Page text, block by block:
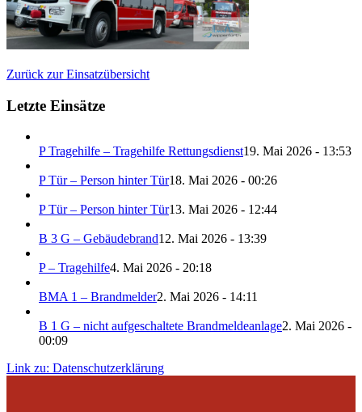
Zurück zur Einsatzübersicht
Letzte Einsätze
P Tragehilfe – Tragehilfe Rettungsdienst19. Mai 2026 - 13:53
P Tür – Person hinter Tür18. Mai 2026 - 00:26
P Tür – Person hinter Tür13. Mai 2026 - 12:44
B 3 G – Gebäudebrand12. Mai 2026 - 13:39
P – Tragehilfe4. Mai 2026 - 20:18
BMA 1 – Brandmelder2. Mai 2026 - 14:11
B 1 G – nicht aufgeschaltete Brandmeldeanlage2. Mai 2026 -
00:09
Link zu: Datenschutzerklärung